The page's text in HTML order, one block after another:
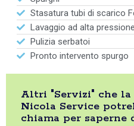
Stasatura tubi di scarico
Lavaggio ad alta
Pulizia serbatoi
Pronto intervento spurgo
Altri "Servizi" che
Nicola Service
chiama per saperne